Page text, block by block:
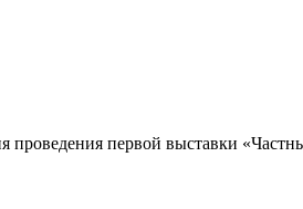
проведения первой выставки